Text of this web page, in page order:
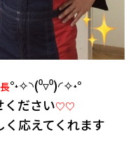
°˖✧◝(⁰▿⁰)◜✧˖°
ください♡♡
応えてくれます